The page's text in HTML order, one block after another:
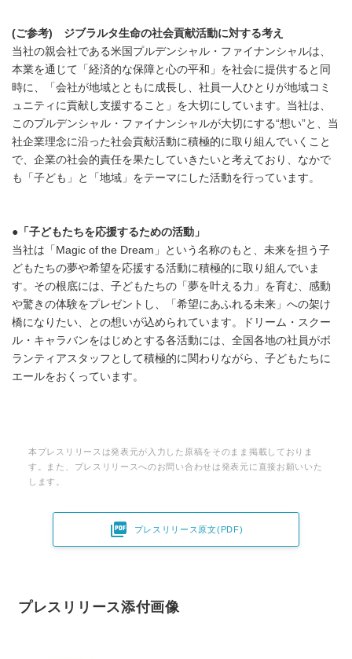
(ご参考) ジブラルタ生命の社会貢献活動に対する考え
当社の親会社である米国プルデンシャル・ファイナンシャルは、
本業を通じて「経済的な保障と心の平和」を社会に提供すると同
時に、「会社が地域とともに成長し、社員一人ひとりが地域コミ
ュニティに貢献し支援すること」を大切にしています。当社は、
このプルデンシャル・ファイナンシャルが大切にする“想い”と、当
社企業理念に沿った社会貢献活動に積極的に取り組んでいくこと
で、企業の社会的責任を果たしていきたいと考えており、なかで
も「子ども」と「地域」をテーマにした活動を行っています。
●「子どもたちを応援するための活動」
当社は「Magic of the Dream」という名称のもと、未来を担う子
どもたちの夢や希望を応援する活動に積極的に取り組んでいま
す。その根底には、子どもたちの「夢を叶える力」を育む、感動
や驚きの体験をプレゼントし、「希望にあふれる未来」への架け
橋になりたい、との想いが込められています。ドリーム・スクー
ル・キャラバンをはじめとする各活動には、全国各地の社員がボ
ランティアスタッフとして積極的に関わりながら、子どもたちに
エールをおくっています。
本プレスリリースは発表元が入力した原稿をそのまま掲載しておりま
す。また、プレスリリースへのお問い合わせは発表元に直接お願いいた
します。
 プレスリリース原文(PDF)
プレスリリース添付画像